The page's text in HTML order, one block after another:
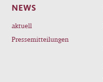
NEWS
aktuell
Pressemitteilungen